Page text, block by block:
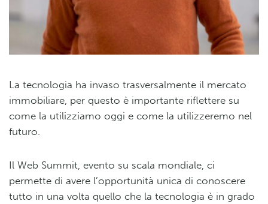
La tecnologia ha invaso trasversalmente il mercato
immobiliare, per questo è importante riflettere su
come la utilizziamo oggi e come la utilizzeremo nel
futuro.
Il Web Summit, evento su scala mondiale, ci
permette di avere l’opportunità unica di conoscere
tutto in una volta quello che la tecnologia è in grado